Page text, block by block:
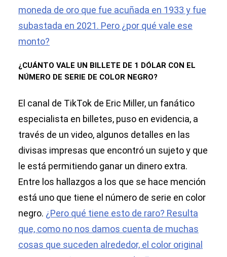
moneda de oro que fue acuñada en 1933 y fue
subastada en 2021. Pero ¿por qué vale ese
monto?
¿CUÁNTO VALE UN BILLETE DE 1 DÓLAR CON EL
NÚMERO DE SERIE DE COLOR NEGRO?
El canal de TikTok de Eric Miller, un fanático
especialista en billetes, puso en evidencia, a
través de un video, algunos detalles en las
divisas impresas que encontró un sujeto y que
le está permitiendo ganar un dinero extra.
Entre los hallazgos a los que se hace mención
está uno que tiene el número de serie en color
negro. ¿Pero qué tiene esto de raro? Resulta
que, como no nos damos cuenta de muchas
cosas que suceden alrededor, el color original